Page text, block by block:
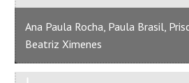
Ana Paula Rocha, Paula Brasil,
Beatriz Ximenes